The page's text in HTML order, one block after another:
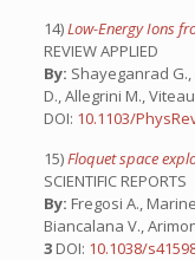
14)Low-Energy Ions
REVIEW APPLIED
By: Shayeganrad G.,
D., Allegrini M.,
DOI: 10.1103/
15)Floquet space
SCIENTIFIC REPORTS
By: Fregosi A.,
Biancalana V.,
3 DOI: 10.1038/